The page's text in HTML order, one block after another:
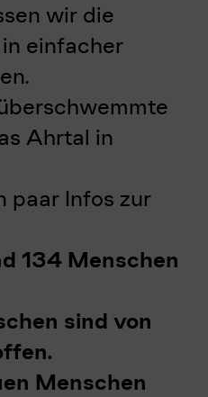
wir die
einfacher
Ahrtal in
paar Infos zur
134 Menschen
sind von
Menschen